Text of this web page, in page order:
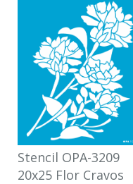
Stencil OPA-3209
20x25 Flor Cravos